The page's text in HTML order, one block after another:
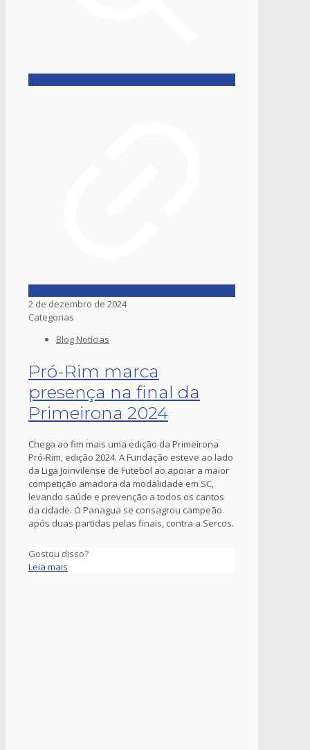
2 de dezembro de 2024
Categorias
Blog Notícias
Pró-Rim marca
presença na final da
Primeirona 2024
Chega ao fim mais uma edição da Primeirona
Pró-Rim, edição 2024. A Fundação esteve ao lado
da Liga Joinvilense de Futebol ao apoiar a maior
competição amadora da modalidade em SC,
levando saúde e prevenção a todos os cantos
da cidade. O Panagua se consagrou campeão
após duas partidas pelas finais, contra a Sercos.
Gostou disso?
Leia mais